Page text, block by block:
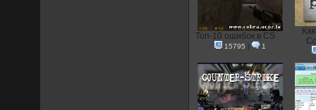
Топ-10 ошибок в CS
15795 | 1